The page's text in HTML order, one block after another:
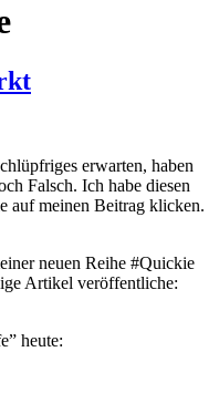
erwarten, haben
Falsch. Ich habe diesen
auf meinen Beitrag klicken.
neuen Reihe #Quickie
Artikel veröffentliche:
heute: